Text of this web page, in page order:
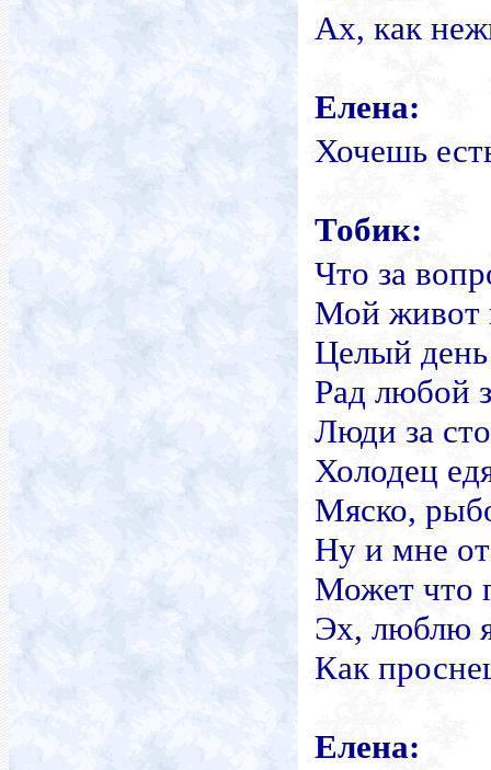
Ах, как
Елена:
Хочешь
Тобик:
Что за
Мой живот
Целый день
Рад любой
Люди за
Холодец
Мяско,
Ну и мне
Может что
Эх, люблю
Как
Елена: